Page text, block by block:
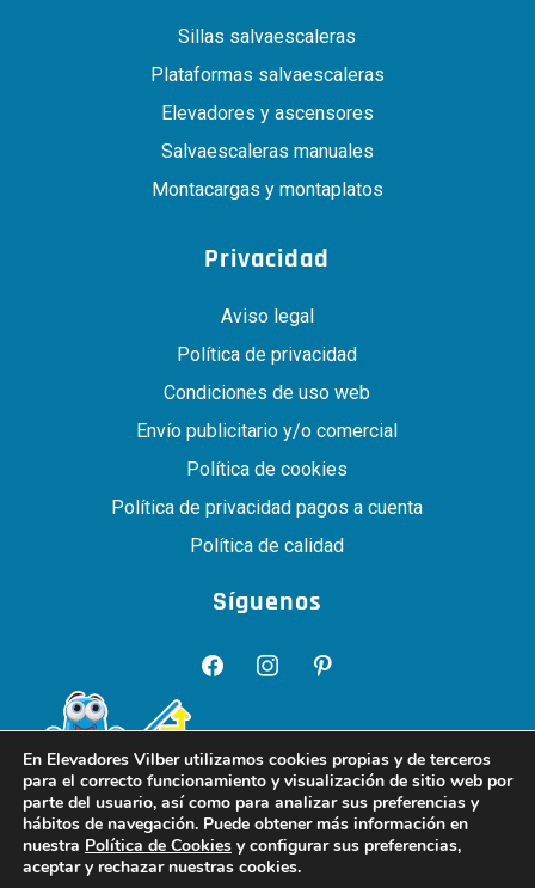
Sillas salvaescaleras
Plataformas salvaescaleras
Elevadores y ascensores
Salvaescaleras manuales
Montacargas y montaplatos
Privacidad
Aviso legal
Política de privacidad
Condiciones de uso web
Envío publicitario y/o comercial
Política de cookies
Política de privacidad pagos a cuenta
Política de calidad
Síguenos
facebookinstagrampinterest
En Elevadores Vilber utilizamos cookies propias y de terceros
para el correcto funcionamiento y visualización de sitio web por
parte del usuario, así como para analizar sus preferencias y
hábitos de navegación. Puede obtener más información en
nuestra Política de Cookies y configurar sus preferencias,
aceptar y rechazar nuestras cookies.